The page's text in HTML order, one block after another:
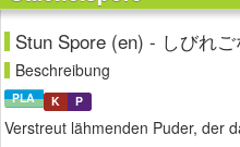
Stun Spore (en) - しびれ
Beschreibung
PLA K P
Verstreut lähmenden Puder, der